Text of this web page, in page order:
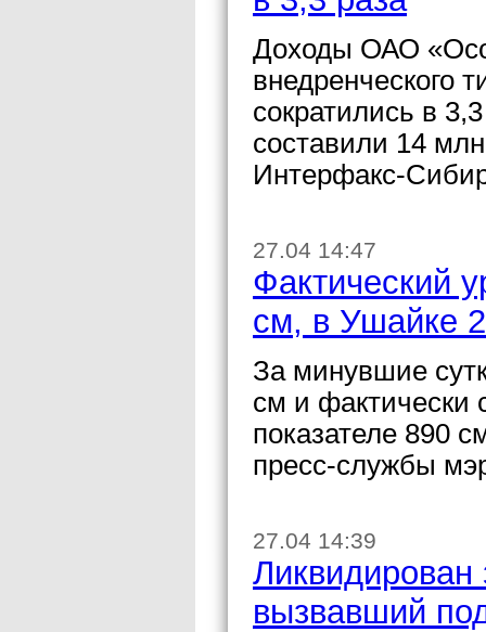
Доходы ОАО
внедренческого
сократились в
составили 14
Интерфакс-
27.04 14:47
Фактический
см, в Ушайке
За минувшие
см и фактически
показателе 890
пресс-службы
27.04 14:39
Ликвидирован
вызвавший